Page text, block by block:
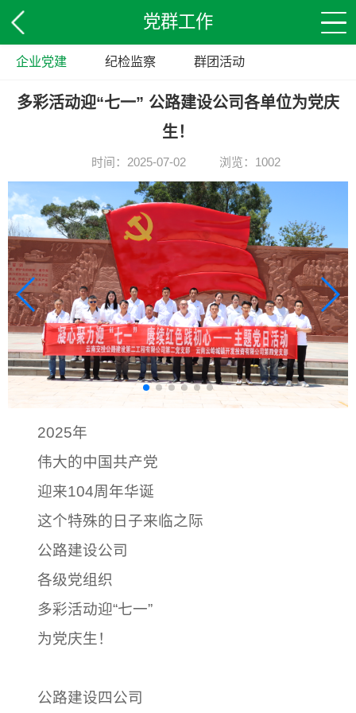
党群工作
企业党建 纪检监察 群团活动
多彩活动迎“七一” 公路建设公司各单位为党庆
生！
时间：2025-07-02 浏览：1002
2025年
伟大的中国共产党
迎来104周年华诞
这个特殊的日子来临之际
公路建设公司
各级党组织
多彩活动迎“七一”
为党庆生！
公路建设四公司